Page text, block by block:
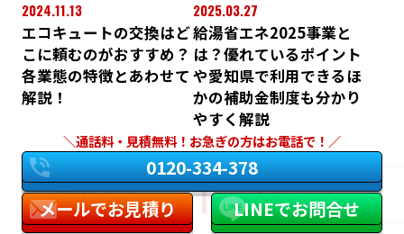
2024.11.13
エコキュートの交換はど
こに頼むのがおすすめ？
各業態の特徴とあわせて
解説！
2025.03.27
給湯省エネ2025事業と
は？優れているポイント
や愛知県で利用できるほ
かの補助金制度も分かり
やすく解説
前の記事 次の記事
通話料・見積無料！お急ぎの方はお電話で！
0120-334-378
メールでお見積り
LINEでお問合せ